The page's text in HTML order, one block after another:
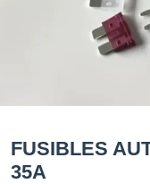
FUSIBLES
35A